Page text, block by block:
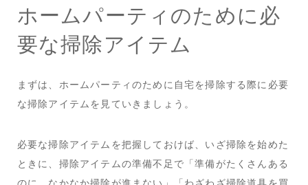
ホームパーティのために必
要な掃除アイテム
まずは、ホームパーティのために自宅を掃除する際に必要
な掃除アイテムを見ていきましょう。
必要な掃除アイテムを把握しておけば、いざ掃除を始めた
ときに、掃除アイテムの準備不足で「準備がたくさんある